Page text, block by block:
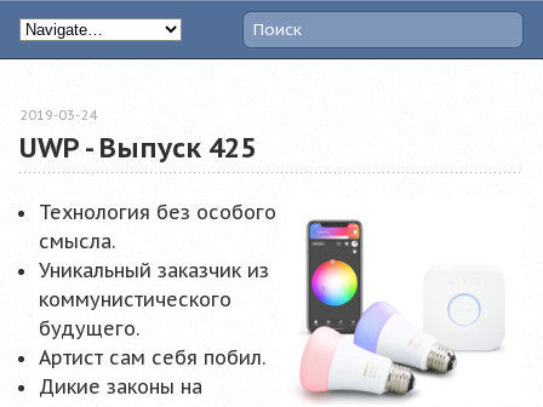
UWP - Выпуск 425
2019-03-24
Технология без особого
смысла.
Уникальный заказчик из
коммунистического
будущего.
Артист сам себя побил.
Дикие законы на